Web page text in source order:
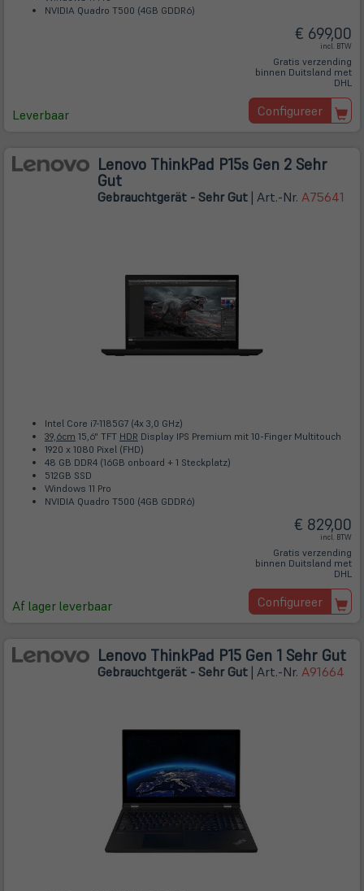
NVIDIA Quadro T500 (4GB GDDR6)
Leverbaar
€ 699,00
incl. BTW
Gratis verzending
binnen Duitsland met
DHL
Configureer
Lenovo ThinkPad P15s Gen 2 Sehr
Gut
Gebrauchtgerät - Sehr Gut | Art.-Nr. A75641
Intel Core i7-1185G7 (4x 3,0 GHz)
39,6cm 15,6" TFT HDR Display IPS Premium mit 10-Finger Multitouch
1920 x 1080 Pixel (FHD)
48 GB DDR4 (16GB onboard + 1 Steckplatz)
512GB SSD
Windows 11 Pro
NVIDIA Quadro T500 (4GB GDDR6)
Af lager leverbaar
€ 829,00
incl. BTW
Gratis verzending
binnen Duitsland met
DHL
Configureer
Lenovo ThinkPad P15 Gen 1 Sehr Gut
Gebrauchtgerät - Sehr Gut | Art.-Nr. A91664